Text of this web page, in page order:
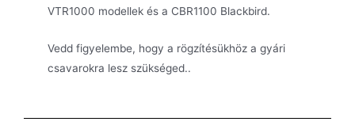
VTR1000 modellek és a CBR1100 Blackbird.
Vedd figyelembe, hogy a rögzítésükhöz a gyári
csavarokra lesz szükséged..